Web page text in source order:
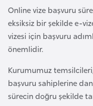
Online vize başvuru
eksiksiz bir şekilde e-
vizesi için başvuru
önemlidir.
Kurumumuz
başvuru sahiplerine
sürecin doğru şekilde
y
i
r
C
i
b